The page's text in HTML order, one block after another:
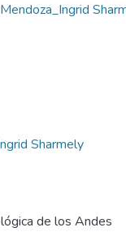
Sharmely
de los Andes